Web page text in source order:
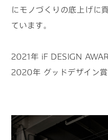
にモノづくりの底上げに
ています。
2021年 iF DESIGN
2020年 グッドデザイン賞